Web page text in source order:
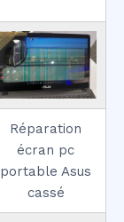
Réparation
écran pc
portable Asus
cassé